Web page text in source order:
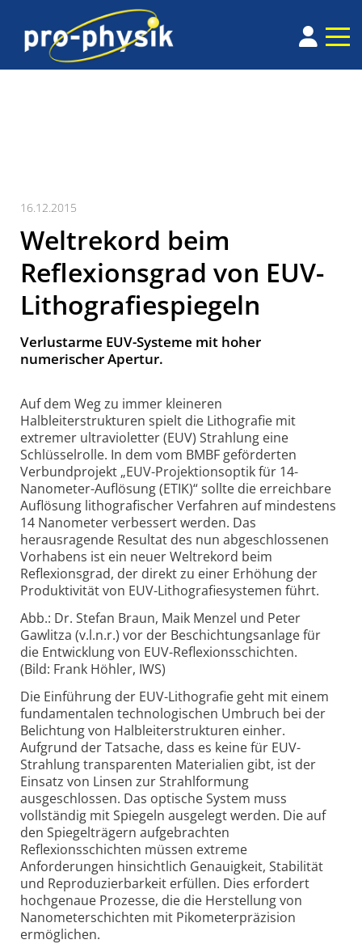
16.12.2015
Weltrekord beim
Reflexionsgrad von EUV-
Lithografiespiegeln
Verlustarme EUV-Systeme mit hoher
numerischer Apertur.
Auf dem Weg zu immer kleineren
Halbleiterstrukturen spielt die Lithografie mit
extremer ultravioletter (EUV) Strahlung eine
Schlüsselrolle. In dem vom BMBF geförderten
Verbundprojekt „EUV-Projektionsoptik für 14-
Nanometer-Auflösung (ETIK)“ sollte die erreichbare
Auflösung lithografischer Verfahren auf mindestens
14 Nanometer verbessert werden. Das
herausragende Resultat des nun abgeschlossenen
Vorhabens ist ein neuer Weltrekord beim
Reflexionsgrad, der direkt zu einer Erhöhung der
Produktivität von EUV-Lithografiesystemen führt.
Abb.: Dr. Stefan Braun, Maik Menzel und Peter
Gawlitza (v.l.n.r.) vor der Beschichtungsanlage für
die Entwicklung von EUV-Reflexionsschichten.
(Bild: Frank Höhler, IWS)
Die Einführung der EUV-Lithografie geht mit einem
fundamentalen technologischen Umbruch bei der
Belichtung von Halbleiterstrukturen einher.
Aufgrund der Tatsache, dass es keine für EUV-
Strahlung transparenten Materialien gibt, ist der
Einsatz von Linsen zur Strahlformung
ausgeschlossen. Das optische System muss
vollständig mit Spiegeln ausgelegt werden. Die auf
den Spiegelträgern aufgebrachten
Reflexionsschichten müssen extreme
Anforderungen hinsichtlich Genauigkeit, Stabilität
und Reproduzierbarkeit erfüllen. Dies erfordert
hochgenaue Prozesse, die die Herstellung von
Nanometerschichten mit Pikometerpräzision
ermöglichen.